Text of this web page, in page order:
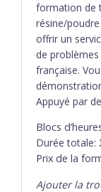
formation de
résine/
offrir un
de
française.
Appuyé par
Blocs
Durée totale:
Prix de la
Ajouter la